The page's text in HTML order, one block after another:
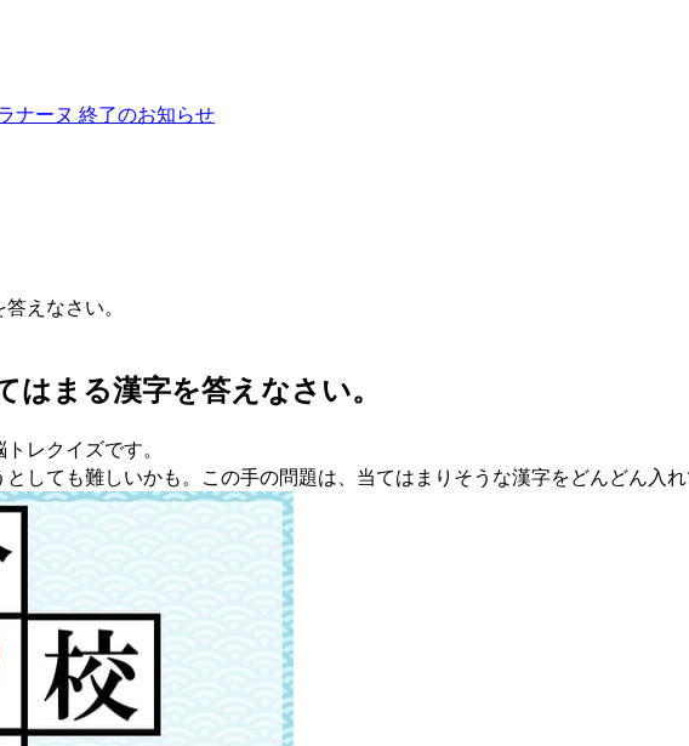
ナーヌ 終了のお知らせ
えなさい。
はまる漢字を答えなさい。
レクイズです。
しても難しいかも。この手の問題は、当てはまりそうな漢字をどんどん入